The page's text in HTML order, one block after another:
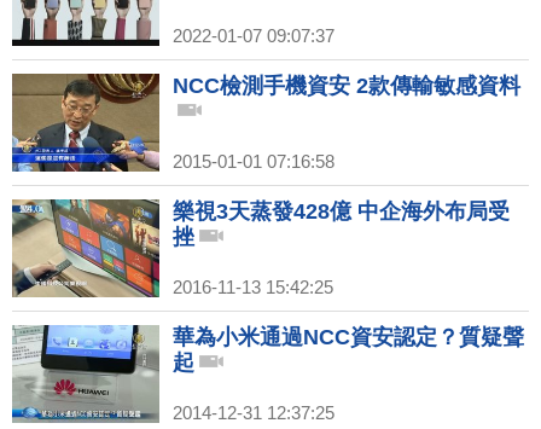
2022-01-07 09:07:37
NCC檢測手機資安 2款傳輸敏感資料
2015-01-01 07:16:58
樂視3天蒸發428億 中企海外布局受
挫
2016-11-13 15:42:25
華為小米通過NCC資安認定？質疑聲
起
2014-12-31 12:37:25